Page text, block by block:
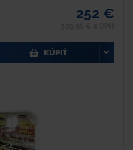
252 €
KÚPIŤ